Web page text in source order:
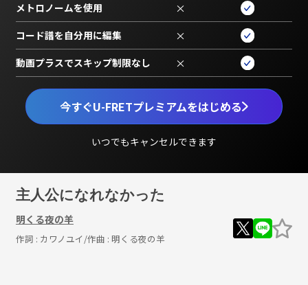
今すぐU-FRETプレミアムをはじめる
いつでもキャンセルできます
メトロノームを使用 ×
コード譜を自分用に編集 ×
動画プラスでスキップ制限なし ×
主人公になれなかった
明くる夜の羊
作詞 : カワノユイ/作曲 : 明くる夜の羊